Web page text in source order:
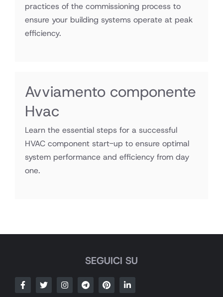
practices of the commissioning process to
ensure your building systems operate at peak
efficiency.
Avviamento componente
Hvac
Learn the essential steps for a successful
HVAC component start-up to ensure optimal
system performance and efficiency from day
one.
SEGUICI SU